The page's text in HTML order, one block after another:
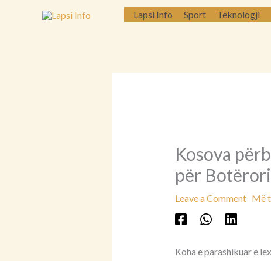
Lapsi Info Sport Teknologji
Kosova
për
Leave a Comment Më
Koha e parashikuar e